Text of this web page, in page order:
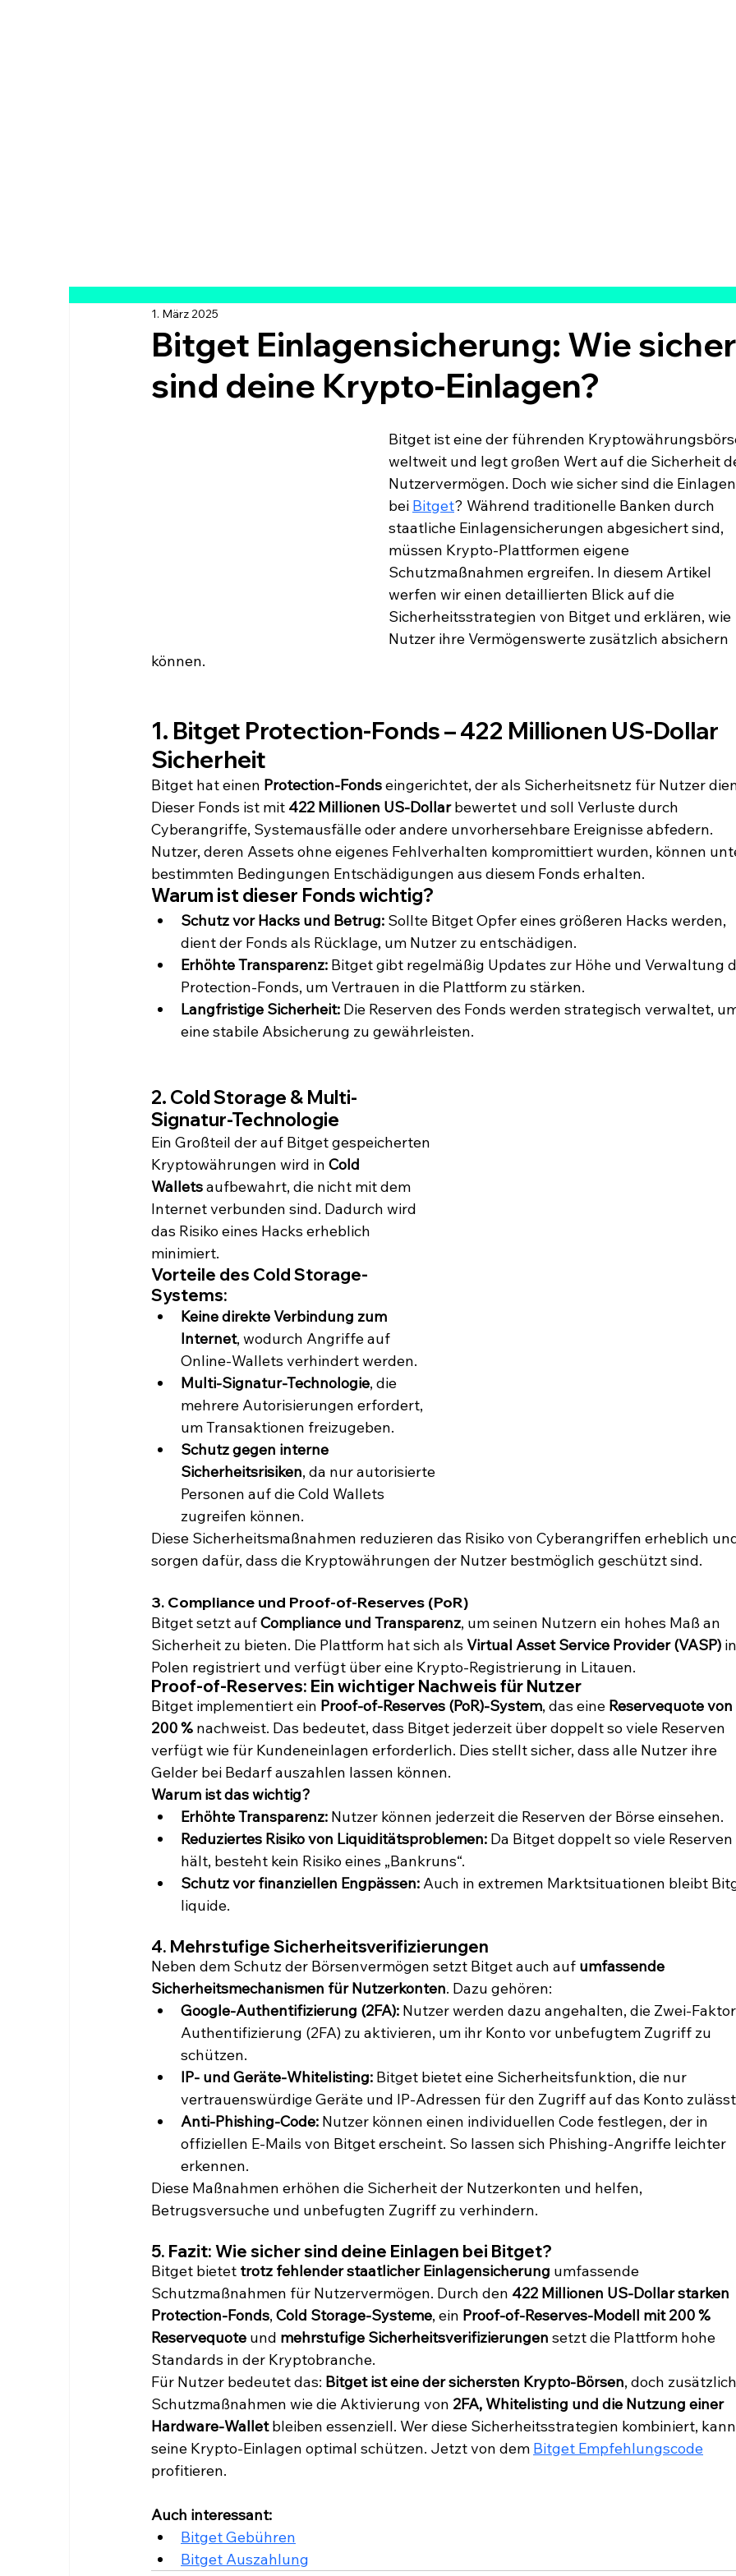
Bitget Einlagensicherung: Wie sicher
sind deine Krypto-Einlagen?
1. März 2025
Bitget ist eine der führenden
weltweit und legt großen Wert auf die Sicherheit
Nutzervermögen. Doch wie sicher sind die
bei Bitget? Während traditionelle Banken durch
staatliche Einlagensicherungen abgesichert sind,
müssen Krypto-Plattformen eigene
Schutzmaßnahmen ergreifen. In diesem Artikel
werfen wir einen detaillierten Blick auf die
Sicherheitsstrategien von Bitget und erklären, wie
Nutzer ihre Vermögenswerte zusätzlich absichern
können.
1. Bitget Protection-Fonds – 422 Millionen US-Dollar
Sicherheit
Bitget hat einen Protection-Fonds eingerichtet, der als Sicherheitsnetz für Nutzer
Dieser Fonds ist mit 422 Millionen US-Dollar bewertet und soll Verluste durch
Cyberangriffe, Systemausfälle oder andere unvorhersehbare Ereignisse abfedern.
Nutzer, deren Assets ohne eigenes Fehlverhalten kompromittiert wurden, können
bestimmten Bedingungen Entschädigungen aus diesem Fonds erhalten.
Warum ist dieser Fonds wichtig?
Schutz vor Hacks und Betrug: Sollte Bitget Opfer eines größeren Hacks werden,
dient der Fonds als Rücklage, um Nutzer zu entschädigen.
Erhöhte Transparenz: Bitget gibt regelmäßig Updates zur Höhe und Verwaltung
Protection-Fonds, um Vertrauen in die Plattform zu stärken.
Langfristige Sicherheit: Die Reserven des Fonds werden strategisch verwaltet,
eine stabile Absicherung zu gewährleisten.
2. Cold Storage & Multi-
Signatur-Technologie
Ein Großteil der auf Bitget gespeicherten
Kryptowährungen wird in Cold
Wallets aufbewahrt, die nicht mit dem
Internet verbunden sind. Dadurch wird
das Risiko eines Hacks erheblich
minimiert.
Vorteile des Cold Storage-
Systems:
Keine direkte Verbindung zum
Internet, wodurch Angriffe auf
Online-Wallets verhindert werden.
Multi-Signatur-Technologie, die
mehrere Autorisierungen erfordert,
um Transaktionen freizugeben.
Schutz gegen interne
Sicherheitsrisiken, da nur autorisierte
Personen auf die Cold Wallets
zugreifen können.
Diese Sicherheitsmaßnahmen reduzieren das Risiko von Cyberangriffen erheblich
sorgen dafür, dass die Kryptowährungen der Nutzer bestmöglich geschützt sind.
3. Compliance und Proof-of-Reserves (PoR)
Bitget setzt auf Compliance und Transparenz, um seinen Nutzern ein hohes Maß an
Sicherheit zu bieten. Die Plattform hat sich als Virtual Asset Service Provider (VASP)
Polen registriert und verfügt über eine Krypto-Registrierung in Litauen.
Proof-of-Reserves: Ein wichtiger Nachweis für Nutzer
Bitget implementiert ein Proof-of-Reserves (PoR)-System, das eine Reservequote von
200 % nachweist. Das bedeutet, dass Bitget jederzeit über doppelt so viele Reserven
verfügt wie für Kundeneinlagen erforderlich. Dies stellt sicher, dass alle Nutzer ihre
Gelder bei Bedarf auszahlen lassen können.
Warum ist das wichtig?
Erhöhte Transparenz: Nutzer können jederzeit die Reserven der Börse einsehen.
Reduziertes Risiko von Liquiditätsproblemen: Da Bitget doppelt so viele Reserven
hält, besteht kein Risiko eines „Bankruns“.
Schutz vor finanziellen Engpässen: Auch in extremen Marktsituationen bleibt
liquide.
4. Mehrstufige Sicherheitsverifizierungen
Neben dem Schutz der Börsenvermögen setzt Bitget auch auf umfassende
Sicherheitsmechanismen für Nutzerkonten. Dazu gehören:
Google-Authentifizierung (2FA): Nutzer werden dazu angehalten, die Zwei-
Authentifizierung (2FA) zu aktivieren, um ihr Konto vor unbefugtem Zugriff zu
schützen.
IP- und Geräte-Whitelisting: Bitget bietet eine Sicherheitsfunktion, die nur
vertrauenswürdige Geräte und IP-Adressen für den Zugriff auf das Konto
Anti-Phishing-Code: Nutzer können einen individuellen Code festlegen, der in
offiziellen E-Mails von Bitget erscheint. So lassen sich Phishing-Angriffe leichter
erkennen.
Diese Maßnahmen erhöhen die Sicherheit der Nutzerkonten und helfen,
Betrugsversuche und unbefugten Zugriff zu verhindern.
5. Fazit: Wie sicher sind deine Einlagen bei Bitget?
Bitget bietet trotz fehlender staatlicher Einlagensicherung umfassende
Schutzmaßnahmen für Nutzervermögen. Durch den 422 Millionen US-Dollar starken
Protection-Fonds, Cold Storage-Systeme, ein Proof-of-Reserves-Modell mit 200 %
Reservequote und mehrstufige Sicherheitsverifizierungen setzt die Plattform hohe
Standards in der Kryptobranche.
Für Nutzer bedeutet das: Bitget ist eine der sichersten Krypto-Börsen, doch
Schutzmaßnahmen wie die Aktivierung von 2FA, Whitelisting und die Nutzung einer
Hardware-Wallet bleiben essenziell. Wer diese Sicherheitsstrategien kombiniert,
seine Krypto-Einlagen optimal schützen. Jetzt von dem Bitget Empfehlungscode
profitieren.
Auch interessant:
Bitget Gebühren
Bitget Auszahlung